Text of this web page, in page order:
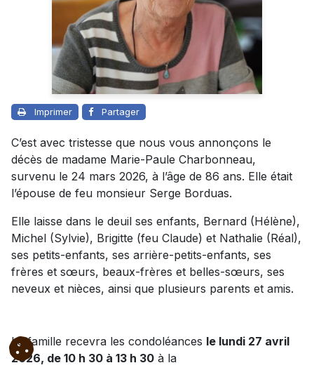
Imprimer Partager
C’est avec tristesse que nous vous annonçons le
décès de madame Marie-Paule Charbonneau,
survenu le 24 mars 2026, à l’âge de 86 ans. Elle était
l’épouse de feu monsieur Serge Borduas.
Elle laisse dans le deuil ses enfants, Bernard (Hélène),
Michel (Sylvie), Brigitte (feu Claude) et Nathalie (Réal),
ses petits-enfants, ses arrière-petits-enfants, ses
frères et sœurs, beaux-frères et belles-sœurs, ses
neveux et nièces, ainsi que plusieurs parents et amis.
La famille recevra les condoléances le lundi 27 avril
2026, de 10 h 30 à 13 h 30 à la